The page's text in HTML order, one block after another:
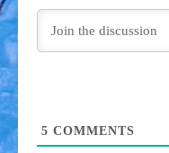
5 COMMENTS